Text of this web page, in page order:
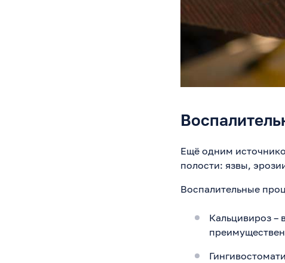
Ещё одним
полости: язвы,
Воспалительные
Кальцивироз –